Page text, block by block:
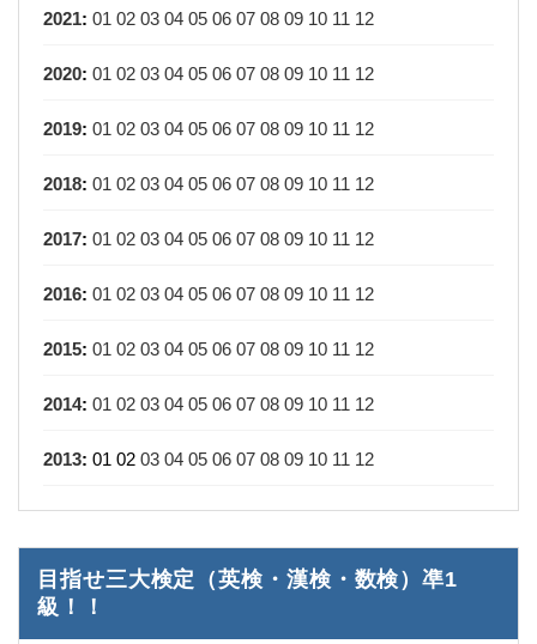
2021: 01 02 03 04 05 06 07 08 09 10 11 12
2020: 01 02 03 04 05 06 07 08 09 10 11 12
2019: 01 02 03 04 05 06 07 08 09 10 11 12
2018: 01 02 03 04 05 06 07 08 09 10 11 12
2017: 01 02 03 04 05 06 07 08 09 10 11 12
2016: 01 02 03 04 05 06 07 08 09 10 11 12
2015: 01 02 03 04 05 06 07 08 09 10 11 12
2014: 01 02 03 04 05 06 07 08 09 10 11 12
2013: 01 02 03 04 05 06 07 08 09 10 11 12
目指せ三大検定（英検・漢検・数検）凖1
級！！